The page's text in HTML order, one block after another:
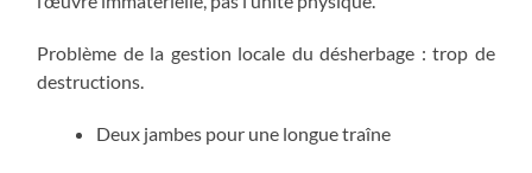
Problème de la gestion locale du désherbage : trop de
destructions.
Deux jambes pour une longue traîne